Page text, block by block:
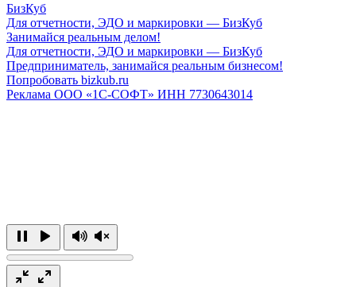
БизКуб
Для отчетности, ЭДО и маркировки — БизКуб
Занимайся реальным делом!
Для отчетности, ЭДО и маркировки — БизКуб
Предприниматель, занимайся реальным бизнесом!
Попробовать bizkub.ru
Реклама ООО «1С-СОФТ» ИНН 7730643014